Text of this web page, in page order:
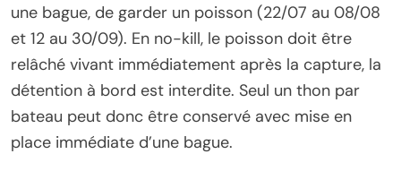
une bague, de garder un poisson (22/07 au 08/08
et 12 au 30/09). En no-kill, le poisson doit être
relâché vivant immédiatement après la capture, la
détention à bord est interdite. Seul un thon par
bateau peut donc être conservé avec mise en
place immédiate d’une bague.